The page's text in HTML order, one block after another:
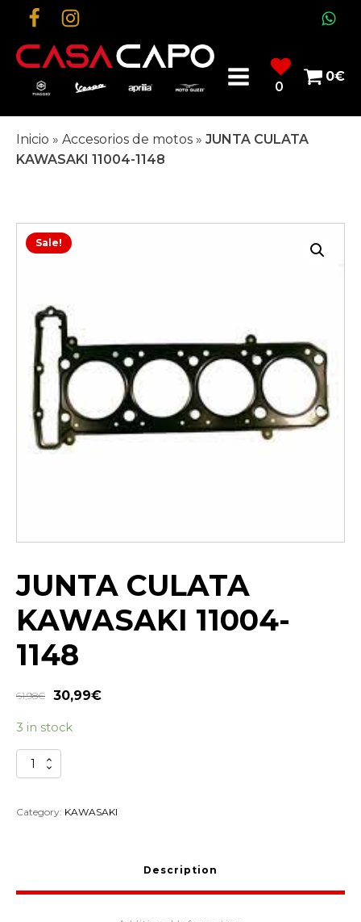
0
0€
Inicio » Accesorios de motos » JUNTA CULATA
KAWASAKI 11004-1148
Sale!
JUNTA CULATA
KAWASAKI 11004-
1148
61,98€ 30,99€
3 in stock
JUNTA
CULATA
11004-
Category: KAWASAKI
Description